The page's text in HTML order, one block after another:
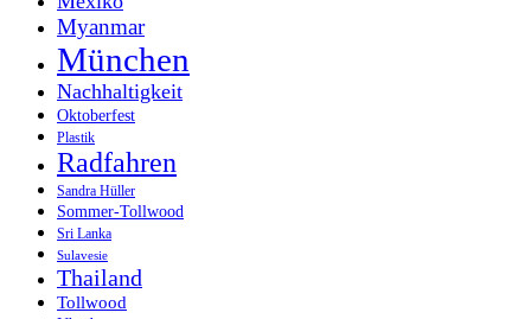
Myanmar
München
Nachhaltigkeit
Oktoberfest
Plastik
Radfahren
Sandra Hüller
Sommer-Tollwood
Sri Lanka
Sulavesie
Thailand
Tollwood